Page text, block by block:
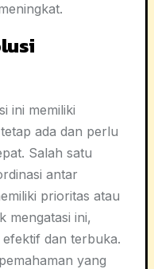
ini memiliki
ada dan perlu
Salah satu
antar
prioritas atau
mengatasi ini,
dan terbuka.
yang